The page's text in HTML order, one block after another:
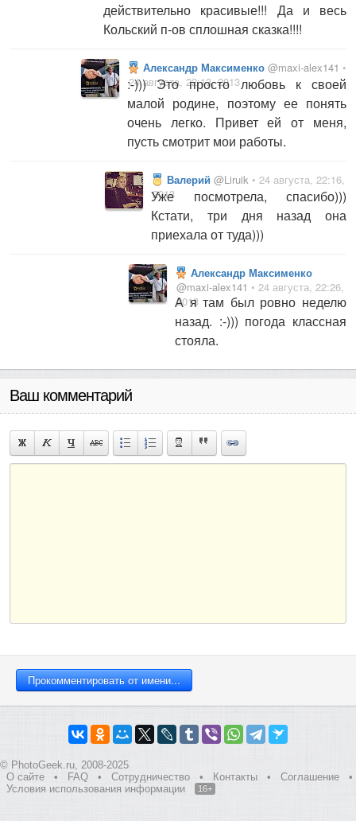
действительно красивые!!! Да и весь
Кольский п-ов сплошная сказка!!!!
Александр Максименко @maxi-alex141 •
24 августа, 22:13, 2013
:-))) Это просто любовь к своей
малой родине, поэтому ее понять
очень легко. Привет ей от меня,
пусть смотрит мои работы.
Валерий @Liruik • 24 августа, 22:16,
2013
Уже посмотрела, спасибо)))
Кстати, три дня назад она
приехала от туда)))
Александр Максименко
@maxi-alex141 • 24 августа, 22:26,
2013
А я там был ровно неделю
назад. :-))) погода классная
стояла.
Ваш комментарий
© PhotoGeek.ru, 2008-2025
О сайте
• FAQ • Сотрудничество • Контакты • Соглашение
•
Условия использования информации
16+